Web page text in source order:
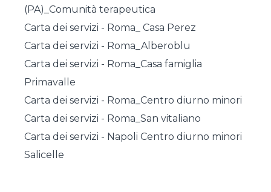
(PA)_Comunità terapeutica
Carta dei servizi - Roma_ Casa Perez
Carta dei servizi - Roma_Alberoblu
Carta dei servizi - Roma_Casa famiglia
Primavalle
Carta dei servizi - Roma_Centro diurno minori
Carta dei servizi - Roma_San vitaliano
Carta dei servizi - Napoli Centro diurno minori
Salicelle